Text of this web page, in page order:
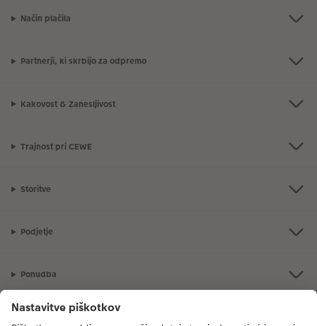
Način plačila
Partnerji, ki skrbijo za odpremo
Kakovost & Zanesljivost
Trajnost pri CEWE
Storitve
Podjetje
Ponudba
CEWE Fotosvet